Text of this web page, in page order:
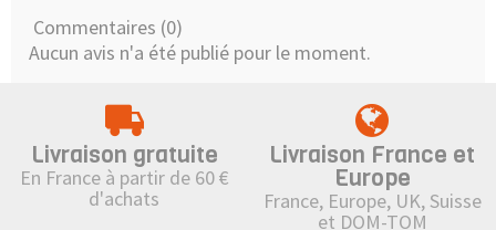
Commentaires (0)
Aucun avis n'a été publié pour le moment.
Livraison gratuite
En France à partir de 60 €
d'achats
Livraison France et
Europe
France, Europe, UK, Suisse
et DOM-TOM